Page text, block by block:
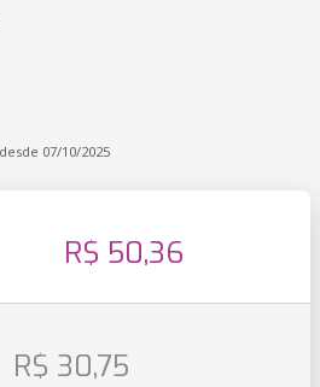
07/10/2025
R$ 50,36
R$ 30,75